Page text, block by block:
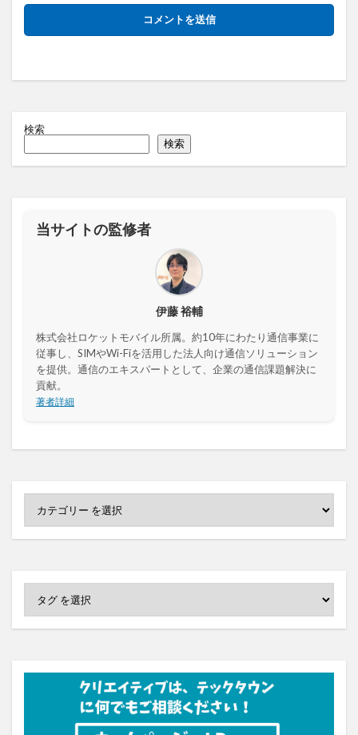
検索
検索
当サイトの監修者
伊藤 裕輔
株式会社ロケットモバイル所属。約10年にわたり通信事業に
従事し、SIMやWi-Fiを活用した法人向け通信ソリューション
を提供。通信のエキスパートとして、企業の通信課題解決に
貢献。
著者詳細